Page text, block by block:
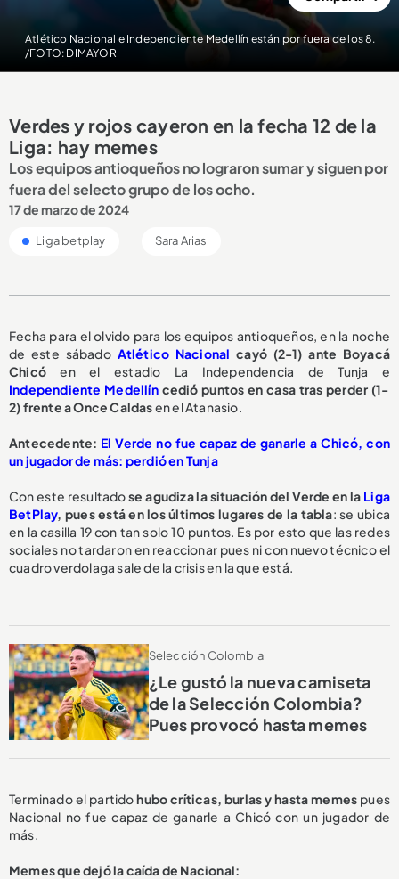
Atlético Nacional e Independiente Medellín están por fuera de los 8.
/FOTO: DIMAYOR
Verdes y rojos cayeron en la fecha 12 de la
Liga: hay memes
Los equipos antioqueños no lograron sumar y siguen por
fuera del selecto grupo de los ocho.
17 de marzo de 2024
Liga betplay Sara Arias
Fecha para el olvido para los equipos antioqueños, en la noche
de este sábado Atlético Nacional cayó (2-1) ante Boyacá
Chicóen el estadio La Independencia de Tunja e
Independiente Medellíncedió puntos en casa tras perder (1-
2) frente a Once Caldasen el Atanasio.
Antecedente: El Verde no fue capaz de ganarle a Chicó, con
un jugador de más: perdió en Tunja
Con este resultadose agudiza la situación del Verde en la Liga
BetPlay, pues está en los últimos lugares de la tabla: se ubica
en la casilla 19 con tan solo 10 puntos. Es por esto que las redes
sociales no tardaron en reaccionar pues ni con nuevo técnico el
cuadro verdolaga sale de la crisis en la que está.
Selección Colombia
¿Le gustó la nueva camiseta
de la Selección Colombia?
Pues provocó hasta memes
Terminado el partidohubo críticas, burlas y hasta memes pues
Nacional no fue capaz de ganarle a Chicó con un jugador de
más.
Memes que dejó la caída de Nacional: